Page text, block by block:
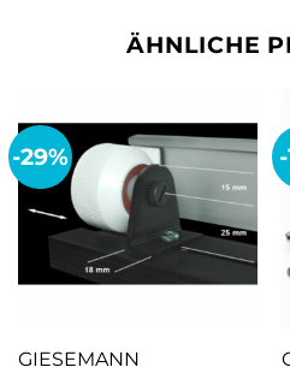
ÄHNLICHE
-29%
GIESEMANN